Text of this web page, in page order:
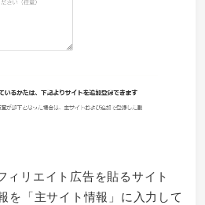
ィリエイト広告を貼るサイト
を「主サイト情報」に入力して